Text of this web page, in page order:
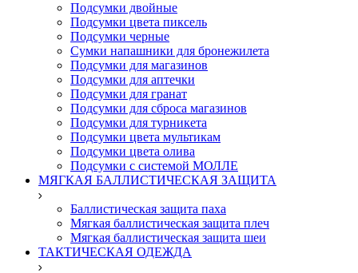
Подсумки двойные
Подсумки цвета пиксель
Подсумки черные
Сумки напашники для бронежилета
Подсумки для магазинов
Подсумки для аптечки
Подсумки для гранат
Подсумки для сброса магазинов
Подсумки для турникета
Подсумки цвета мультикам
Подсумки цвета олива
Подсумки с системой МОЛЛЕ
МЯГКАЯ БАЛЛИСТИЧЕСКАЯ ЗАЩИТА
Баллистическая защита паха
Мягкая баллистическая защита плеч
Мягкая баллистическая защита шеи
ТАКТИЧЕСКАЯ ОДЕЖДА